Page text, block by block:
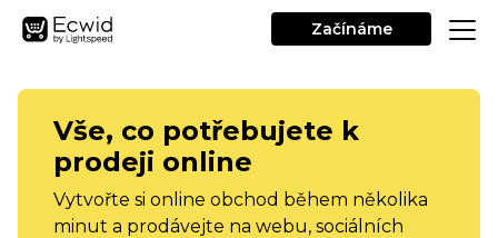
Začínáme
Vše, co potřebujete k
prodeji online
Vytvořte si online obchod během několika
minut a prodávejte na webu, sociálních